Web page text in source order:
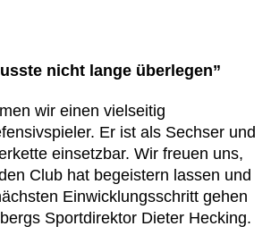
nicht lange überlegen”
wir einen vielseitig
Er ist als Sechser und
einsetzbar. Wir freuen uns,
Club hat begeistern lassen und
Einwicklungsschritt gehen
Sportdirektor Dieter Hecking.